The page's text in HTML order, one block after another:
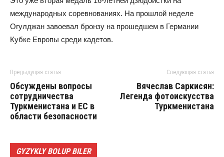
международных соревнованиях. На прошлой неделе
Огулджан завоевал бронзу на прошедшем в Германии
Кубке Европы среди кадетов.
Предыдущая статья
Обсуждены вопросы
сотрудничества
Туркменистана и ЕС в
области безопасности
Следующая статья
Вячеслав Саркисян:
Легенда фотоискусства
Туркменистана
GYZYKLY BOLUP BILER